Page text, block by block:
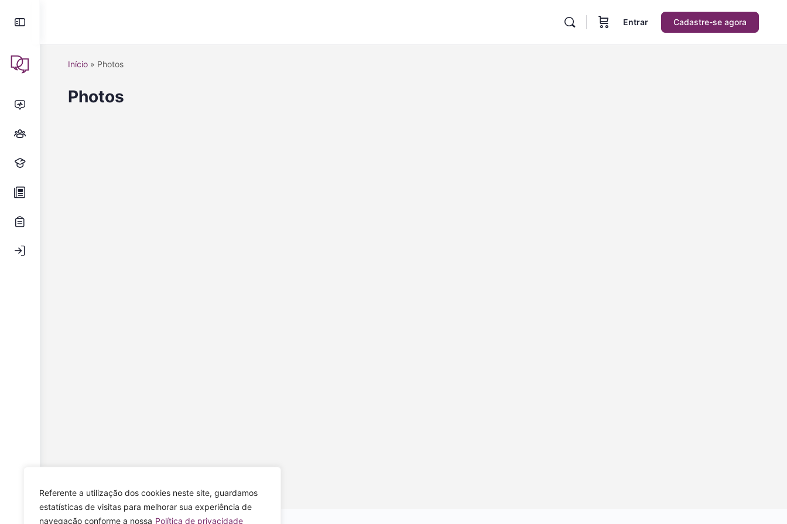
Referente a utilização dos cookies neste site, guardamos
estatísticas de visitas para melhorar sua experiência de
navegação conforme a nossa Política de privacidade
Entrar Cadastre-se agora
Início » Photos
Photos